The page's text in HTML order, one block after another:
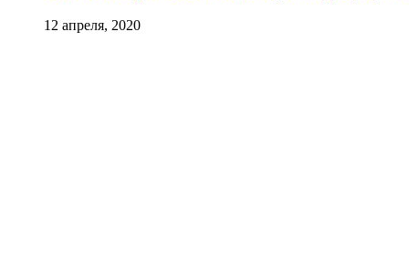
12 апреля, 2020